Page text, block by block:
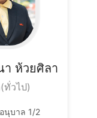
า ห้วยศิลา
ทั่วไป)
นุบาล 1/2